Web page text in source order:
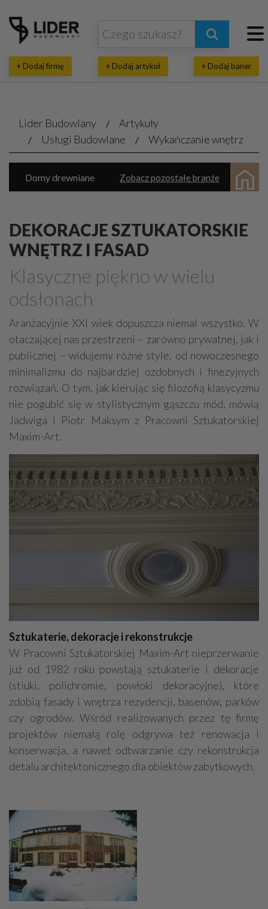
+ Dodaj firmę + Dodaj artykuł + Dodaj baner
Lider Budowlany
Artykuły
Usługi Budowlane
Wykańczanie wnętrz
Zobacz pozostałe branże
Domy drewniane
Parkiety, panele, tarasy
Architektoniczne, projektowe biura
Deweloperzy
Garaże - budowa, sprzedaż
Metaloplastyka, kowalstwo artystyczne
Domy ekologiczne
Uzdatnianie wody
Prace ziemne, fundamenty, wykopy
Ogrody zimowe
Obiekty rolnicze
Studnie
Finanse
Elewacje, docieplenia
Stalowe konstrukcje
Remonty, renowacje
Osuszanie
Obiekty sportowe
Sauny, SPA
Ekspertyzy budowlane / ochrona środowiska
Stolarskie usługi
Ślusarstwo, metale - obróbka
Wykonanie pod klucz
Rozbiórki, wyburzenia
Adwokaci
Prace wysokościowe
Geodezja - usługi, sprzęt Dekarstwo
DEKORACJE SZTUKATORSKIE
WNĘTRZ I FASAD
Klasyczne piękno w wielu
odsłonach
Aranżacyjnie XXI wiek dopuszcza niemal wszystko. W
otaczającej nas przestrzeni – zarówno prywatnej, jak i
publicznej – widujemy różne style, od nowoczesnego
minimalizmu do najbardziej ozdobnych i finezyjnych
rozwiązań. O tym, jak kierując się filozofią klasycyzmu
nie pogubić się w stylistycznym gąszczu mód, mówią
Jadwiga i Piotr Maksym z Pracowni Sztukatorskiej
Maxim-Art.
Sztukaterie, dekoracje i rekonstrukcje
W Pracowni Sztukatorskiej Maxim-Art nieprzerwanie
już od 1982 roku powstają sztukaterie i dekoracje
(stiuki, polichromie, powłoki dekoracyjne), które
zdobią fasady i wnętrza rezydencji, basenów, parków
czy ogrodów. Wśród realizowanych przez tę firmę
projektów niemałą rolę odgrywa też renowacja i
konserwacja, a nawet odtwarzanie czy rekonstrukcja
detalu architektonicznego dla obiektów zabytkowych.